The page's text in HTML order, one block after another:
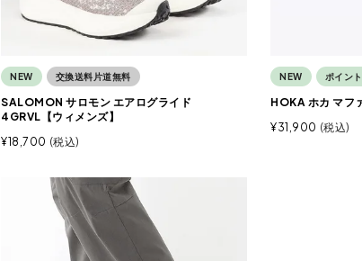
NEW 交換送料片道無料
SALOMON サロモン エアログライド
4GRVL【ウィメンズ】
¥18,700 税込
NEW ポイン
HOKA ホカ マフ
¥31,900 税込